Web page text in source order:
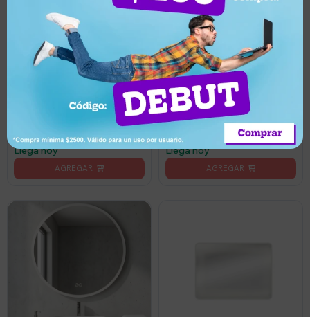
4.899
4.409
Espejo Lumax Doddy marco
redondo con desempañador
Llega hoy
UYU 5.199
UYU 4.679
Espejo Lumax Doddy marco
redondo con desempañador
y luz 80cm - Blanco
Llega hoy